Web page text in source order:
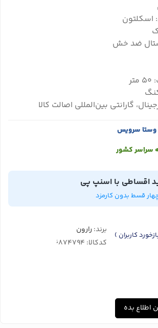
ضد خش
گارانتی بین‌المللی اصالت کالا
سراسر کشور
اقساطی با اسنپ پی
قسط بدون کارمزد
کاربران ) برند: رارون
کدکالا:
بده